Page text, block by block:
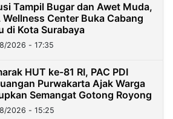
Tampil Bugar dan Awet Muda,
Wellness Center Buka Cabang
di Kota Surabaya
2026 - 17:35
HUT ke-81 RI, PAC PDI
Purwakarta Ajak Warga
Semangat Gotong Royong
2026 - 15:25